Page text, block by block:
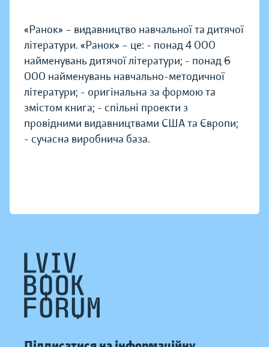
«Ранок» – видавництво навчальної та дитячої
літератури. «Ранок» – це: - понад 4 000
найменувань дитячої літератури; - понад 6
000 найменувань навчально-методичної
літератури; - оригінальна за формою та
змістом книга; - спільні проекти з
провідними видавництвами США та Європи;
- сучасна виробнича база.